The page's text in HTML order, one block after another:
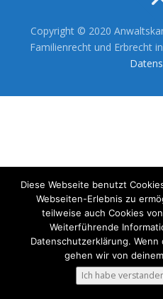
Copyright © 2020
Familienrecht und Erbrecht
Diese Webseite benutzt
Webseiten-Erlebnis zu
teilweise auch Cookies
Weiterführende
Datenschutzerklärung.
gehen wir von
Ich habe